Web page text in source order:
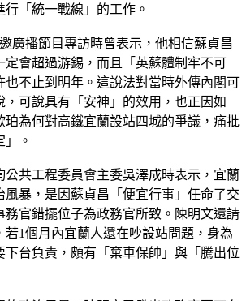
「統一戰線」的工作。
廣播節目專訪時曾表示，他相信蘇貞昌
定會超過游錫，而且「英蘇體制牢不可
也不止到明年。這說法對當時外傳內閣可
，可說具有「安神」的效用，也正因如
珀為何對高鐵宜蘭設站四城的爭議，痛批
。
公共工程委員會主委吳澤成時表示，宜蘭
風暴，是因蘇貞昌「便宜行事」任命了交
務官錯擺位子為政務官所致。陳明文還請
若1個月內宜蘭人還在吵設站問題，身為
下台負責，頗有「棄車保帥」與「騰出位